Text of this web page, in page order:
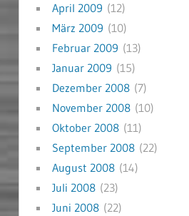
April 2009 (12)
März 2009 (10)
Februar 2009 (13)
Januar 2009 (15)
Dezember 2008(7)
November 2008(10)
Oktober 2008(11)
September 2008(22)
August 2008(14)
Juli 2008(23)
Juni 2008(22)